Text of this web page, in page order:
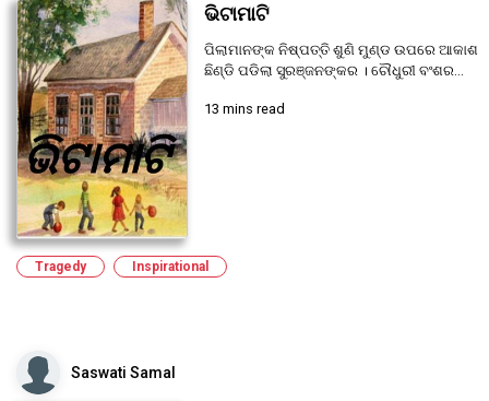
ଭିଟାମାଟି
ପିଲାମାନଙ୍କ ନିଷ୍ପତ୍ତି ଶୁଣି ମୁଣ୍ଡ ଉପରେ ଆକାଶ
ଛିଣ୍ଡି ପଡିଲା ସୁରଞ୍ଜନଙ୍କର । ଚୌଧୁରୀ ବଂଶର...
13 mins read
Tragedy Inspirational
Saswati Samal